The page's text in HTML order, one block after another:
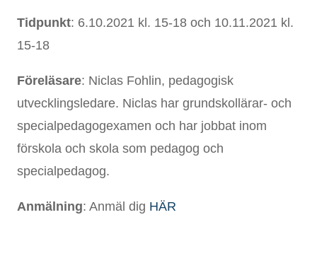
Tidpunkt: 6.10.2021 kl. 15-18 och 10.11.2021 kl.
15-18
Föreläsare: Niclas Fohlin, pedagogisk
utvecklingsledare. Niclas har grundskollärar- och
specialpedagogexamen och har jobbat inom
förskola och skola som pedagog och
specialpedagog.
Anmälning: Anmäl dig HÄR